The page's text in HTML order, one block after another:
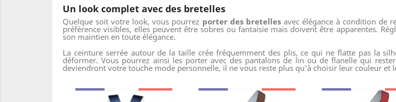
Un look complet avec des bretelles
Quelque soit votre look, vous pourrez porter des bretellesavec élégance à condition de
préférence visibles, elles peuvent être sobres ou fantaisie mais doivent être apparentes.
son maintien en toute élégance.
La ceinture serrée autour de la taille crée fréquemment des plis, ce qui ne flatte pas la
déformer. Vous pourrez ainsi les porter avec des pantalons de lin ou de flanelle qui
deviendront votre touche mode personnelle, il ne vous reste plus qu'à choisir leur couleur et